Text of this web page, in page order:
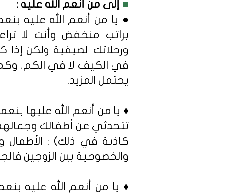
■ إلى من أنعم الله عليه :
● يا من أنعم الله عليه
براتب منخفض وأنت لا
ورحلاتك الصيفية ولكن إذا
في الكيف لا في الكم، وكم
يحتمل المزيد.
♦ يا من أنعم الله عليها
تتحدثي عن أطفالك
كاذبة في ذلك) : الأطفال
والخصوصية بين الزوجين
♦ يا من أنعم الله عليه